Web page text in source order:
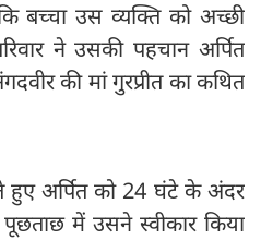
बच्चा उस व्यक्ति को अच्छी
ने उसकी पहचान अर्पित
की मां गुरप्रीत का कथित
हुए अर्पित को 24 घंटे के अंदर
पूछताछ में उसने स्वीकार किया